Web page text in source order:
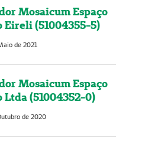
Mosaicum Espaço
Eireli (51004355-5)
de 2021
Mosaicum Espaço
Ltda (51004352-0)
de 2020